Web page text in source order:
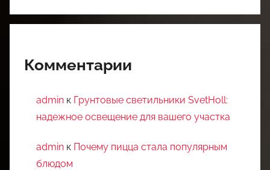
Комментарии
admin к Грунтовые светильники SvetHoll:
надежное освещение для вашего участка
admin к Почему пицца стала популярным
блюдом